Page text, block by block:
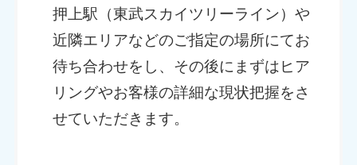
押上駅（東武スカイツリーライン）や
近隣エリアなどのご指定の場所にてお
待ち合わせをし、その後にまずはヒア
リングやお客様の詳細な現状把握をさ
せていただきます。